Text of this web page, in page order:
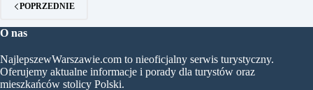
POPRZEDNIE
O nas
NajlepszewWarszawie.com to nieoficjalny serwis turystyczny.
Oferujemy aktualne informacje i porady dla turystów oraz
mieszkańców stolicy Polski.